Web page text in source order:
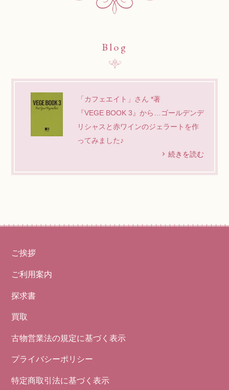
Blog
「カフェエイト」さん *著
『VEGE BOOK 3』から…ゴールデンデ
リシャスと赤ワインのジェラートを作
ってみました♪
続きを読む
ご挨拶
ご利用案内
探求書
買取
古物営業法の規定に基づく表示
プライバシーポリシー
特定商取引法に基づく表示